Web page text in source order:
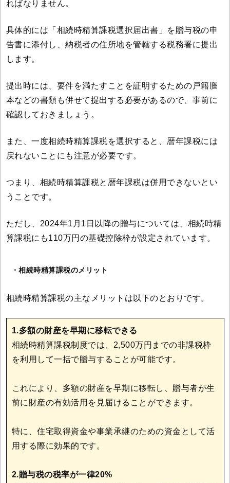
ればなりません。
具体的には「相続時精算課税選択届出書」を贈与税の申
告書に添付し、納税者の住所地を管轄する税務署に提出
します。
提出時には、要件を満たすことを証明するための戸籍謄
本などの書類も併せて提出する必要があるので、事前に
確認しておきましょう。
また、一度相続時精算課税を選択すると、暦年課税には
戻れないことにも注意が必要です。
つまり、相続時精算課税と暦年課税は併用できないとい
うことです。
ただし、2024年1月1日以降の贈与については、相続時精
算課税にも110万円の基礎控除枠が設定されています。
・相続時精算課税のメリット
相続時精算課税の主なメリットは以下のとおりです。
1.多額の財産を早期に移転できる
相続時精算課税制度では、2,500万円までの非課税枠
を利用して一括で贈与することが可能です。
これにより、多額の財産を早期に移転し、贈与者が生
前に財産の有効活用を見届けることができます。
特に、住宅取得資金や事業承継のための資金として活
用する際に効果的です。
2.贈与税の税率が一律20%